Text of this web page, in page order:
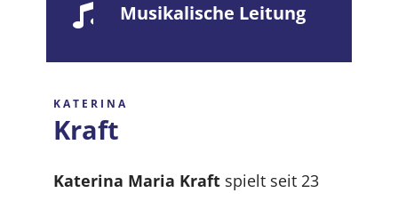
Musikalische Leitung
KATERINA
Kraft
Katerina Maria Kraft spielt seit 23